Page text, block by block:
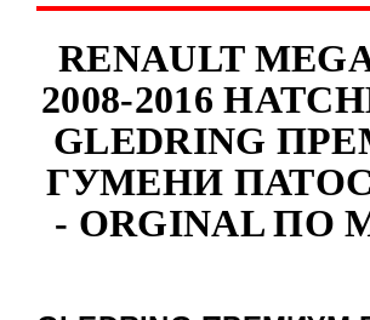
RENAULT
2008-2016
GLEDRING
ГУМЕНИ
- ORGINAL ПО